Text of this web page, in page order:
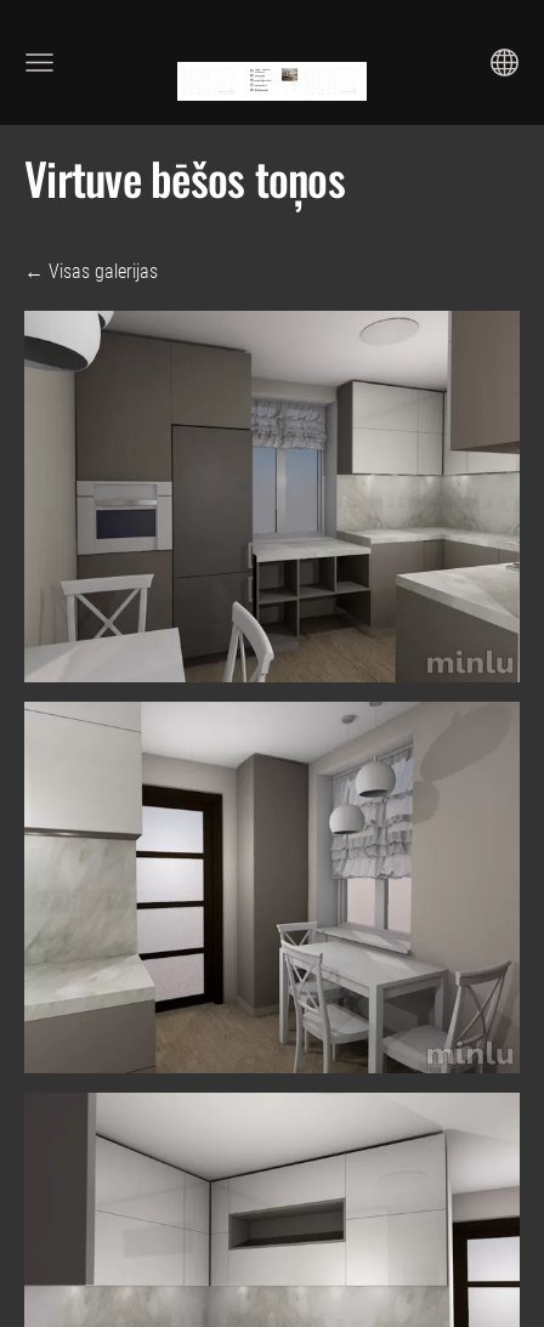
Virtuve bēšos toņos
Visas galerijas